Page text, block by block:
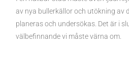
av nya bullerkällor och utökning av
planeras och undersökas. Det är i
välbefinnande vi måste värna om.